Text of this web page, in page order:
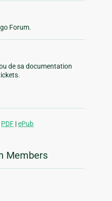
Forum.
de sa documentation
PDF |ePub
Members